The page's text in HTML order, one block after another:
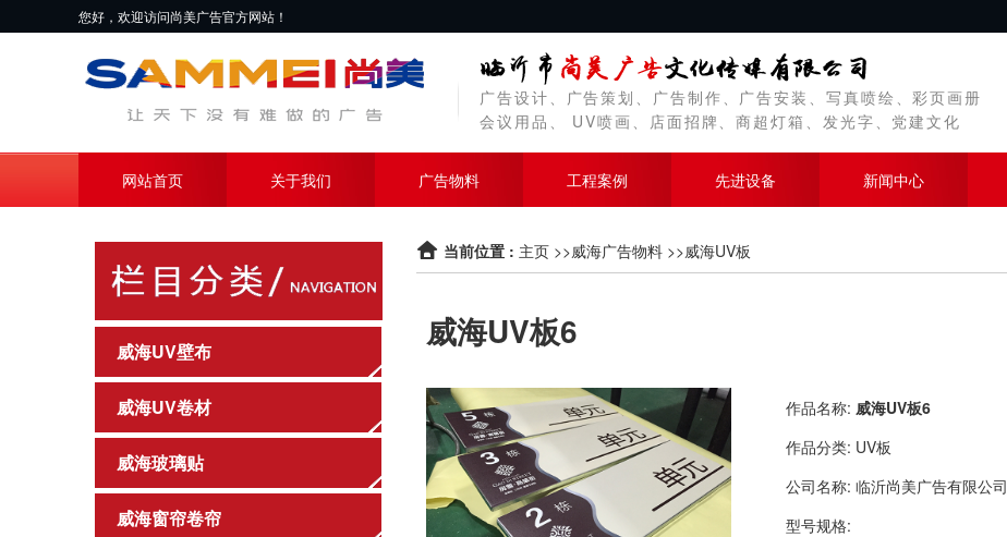
您好，欢迎访问尚美广告官方网站！
广告设计、广告策划、广告制作、广告安装、写真喷绘、彩页画册
会议用品、 UV喷画、店面招牌、商超灯箱、发光字、党建文化
网站首页 关于我们 广告物料 工程案例 先进设备 新闻中心
威海UV壁布
威海UV卷材
威海玻璃贴
威海窗帘卷帘
当前位置 : 主页 >>威海广告物料 >>威海UV板
威海UV板6
作品名称: 威海UV板6
作品分类: UV板
公司名称: 临沂尚美广告有限公司
型号规格: